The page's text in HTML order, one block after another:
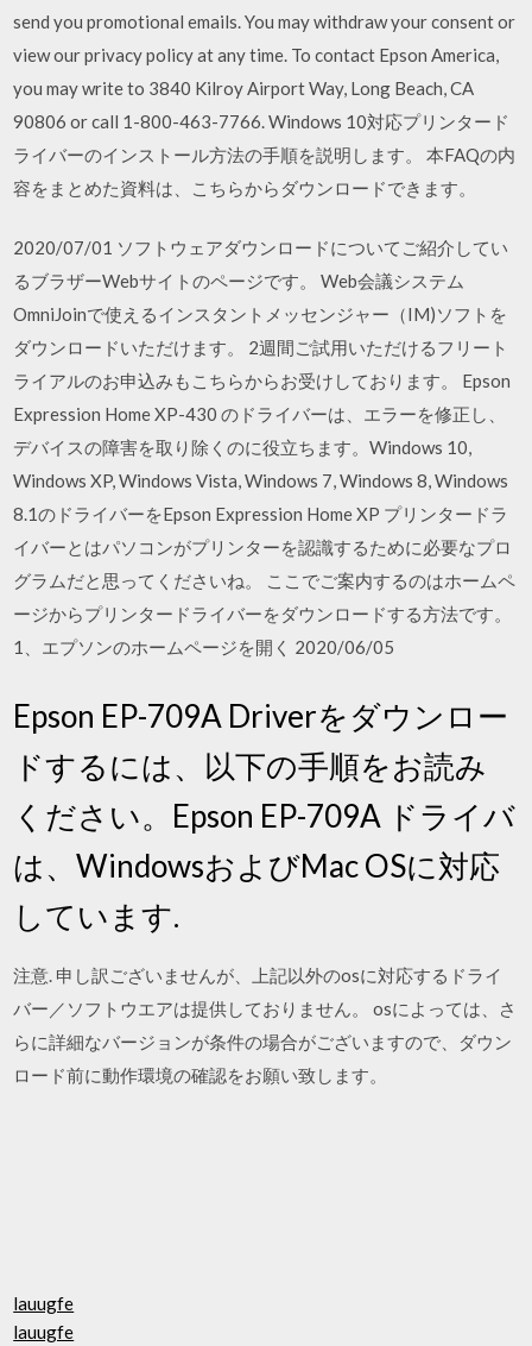
send you promotional emails. You may withdraw your consent or
view our privacy policy at any time. To contact Epson America,
you may write to 3840 Kilroy Airport Way, Long Beach, CA
90806 or call 1-800-463-7766. Windows 10対応プリンタード
ライバーのインストール方法の手順を説明します。 本FAQの内
容をまとめた資料は、こちらからダウンロードできます。
2020/07/01 ソフトウェアダウンロードについてご紹介してい
るブラザーWebサイトのページです。 Web会議システム
OmniJoinで使えるインスタントメッセンジャー（IM)ソフトを
ダウンロードいただけます。 2週間ご試用いただけるフリート
ライアルのお申込みもこちらからお受けしております。 Epson
Expression Home XP-430 のドライバーは、エラーを修正し、
デバイスの障害を取り除くのに役立ちます。Windows 10,
Windows XP, Windows Vista, Windows 7, Windows 8, Windows
8.1のドライバーをEpson Expression Home XP プリンタードラ
イバーとはパソコンがプリンターを認識するために必要なプロ
グラムだと思ってくださいね。 ここでご案内するのはホームペ
ージからプリンタードライバーをダウンロードする方法です。
1、エプソンのホームページを開く 2020/06/05
Epson EP-709A Driverをダウンロー
ドするには、以下の手順をお読み
ください。Epson EP-709A ドライバ
は、WindowsおよびMac OSに対応
しています.
注意. 申し訳ございませんが、上記以外のosに対応するドライ
バー／ソフトウエアは提供しておりません。 osによっては、さ
らに詳細なバージョンが条件の場合がございますので、ダウン
ロード前に動作環境の確認をお願い致します。
lauugfe
lauugfe